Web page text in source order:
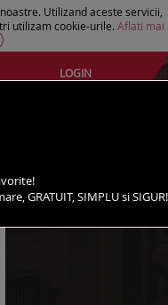
Utilizand aceste servicii,
utilizam cookie-urile. Aflati mai
LOGIN
GRATUIT, SIMPLU si SIGUR!